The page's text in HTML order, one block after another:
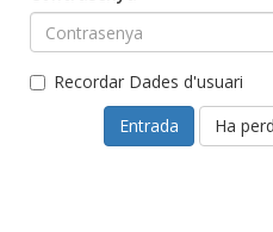
Recordar Dades d'usuari
Ha